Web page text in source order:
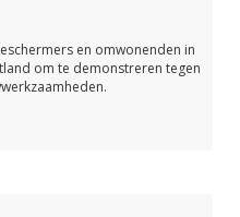
en omwonenden in
om te demonstreren tegen